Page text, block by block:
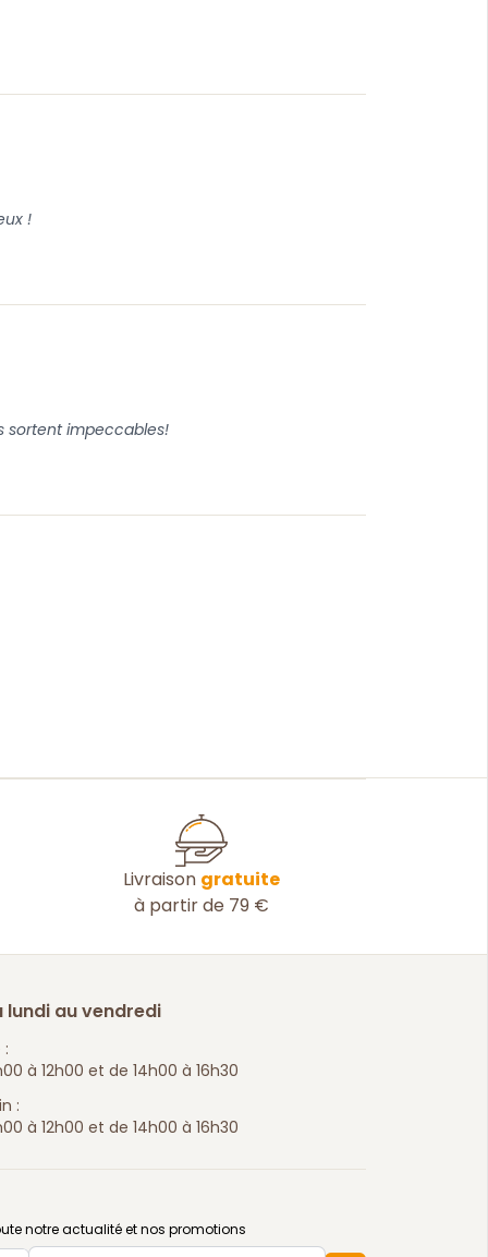
!
sortent impeccables!
Livraison gratuite
à partir de 79 €
lundi au vendredi
à 12h00 et de 14h00 à 16h30
:
à 12h00 et de 14h00 à 16h30
notre actualité et nos promotions